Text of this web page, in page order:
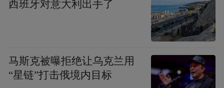
西班牙对意大利出手了
马斯克被曝拒绝让乌克兰用
“星链”打击俄境内目标